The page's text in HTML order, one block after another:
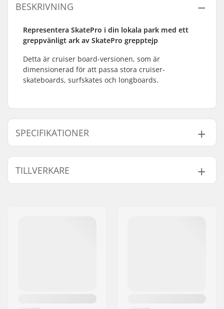
BESKRIVNING
Representera SkatePro i din lokala park med ett
greppvänligt ark av SkatePro grepptejp
Detta är cruiser board-versionen, som är
dimensionerad för att passa stora cruiser-
skateboards, surfskates och longboards.
SPECIFIKATIONER
Length:
89cm (35")
Width:
TILLVERKARE